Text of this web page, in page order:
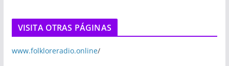
VISITA OTRAS PÁGINAS
www.folkloreradio.online/